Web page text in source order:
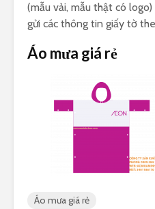
(mẫu vải, mẫu thật có
gửi các thông tin giấy tờ
Áo mưa giá rẻ
Áo mưa giá rẻ